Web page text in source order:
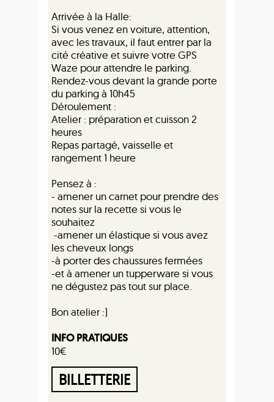
Arrivée à la Halle:
Si vous venez en voiture, attention,
avec les travaux, il faut entrer par la
cité créative et suivre votre GPS
Waze pour attendre le parking.
Rendez-vous devant la grande porte
du parking à 10h45
Déroulement :
Atelier : préparation et cuisson 2
heures
Repas partagé, vaisselle et
rangement 1 heure
Pensez à :
- amener un carnet pour prendre des
notes sur la recette si vous le
souhaitez
-amener un élastique si vous avez
les cheveux longs
-à porter des chaussures fermées
-et à amener un tupperware si vous
ne dégustez pas tout sur place.
Bon atelier :)
INFO PRATIQUES
10€
BILLETTERIE